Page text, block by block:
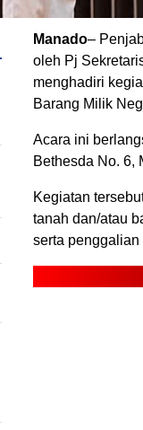
Manado–
oleh Pj
menghadiri
Barang Milik
Acara ini
Bethesda No. 6,
Kegiatan
tanah dan/atau
serta